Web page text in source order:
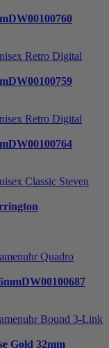
DW00100760
DW00100759
DW00100764
DW00100687
Gold 32mm